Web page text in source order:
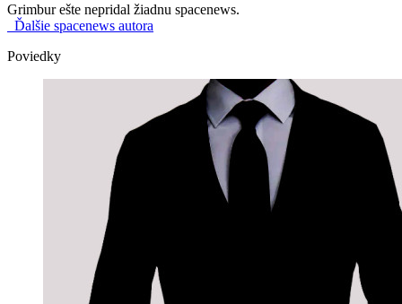
Grimbur ešte nepridal žiadnu spacenews.
Ďalšie spacenews autora
Poviedky